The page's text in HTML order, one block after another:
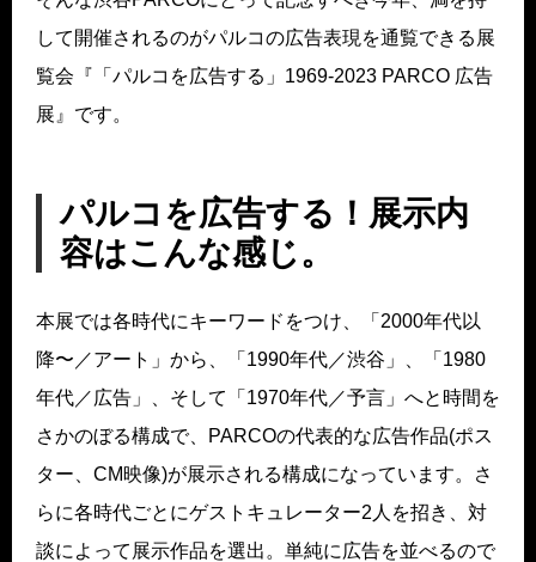
して開催されるのがパルコの広告表現を通覧できる展
覧会『「パルコを広告する」1969-2023 PARCO 広告
展』です。
パルコを広告する！展示内
容はこんな感じ。
本展では各時代にキーワードをつけ、「2000年代以
降〜／アート」から、「1990年代／渋谷」、「1980
年代／広告」、そして「1970年代／予言」へと時間を
さかのぼる構成で、PARCOの代表的な広告作品(ポス
ター、CM映像)が展示される構成になっています。さ
らに各時代ごとにゲストキュレーター2人を招き、対
談によって展示作品を選出。単純に広告を並べるので